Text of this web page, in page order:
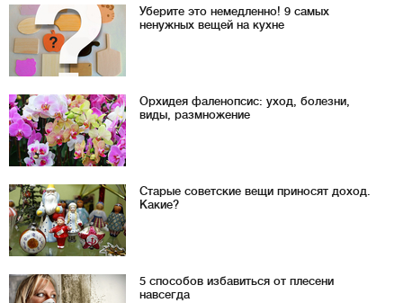
Уберите это немедленно! 9 самых
ненужных вещей на кухне
Орхидея фаленопсис: уход, болезни,
виды, размножение
Старые советские вещи приносят доход.
Какие?
5 способов избавиться от плесени
навсегда